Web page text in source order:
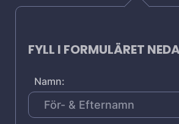
FYLL I FORMULÄRET
Namn: